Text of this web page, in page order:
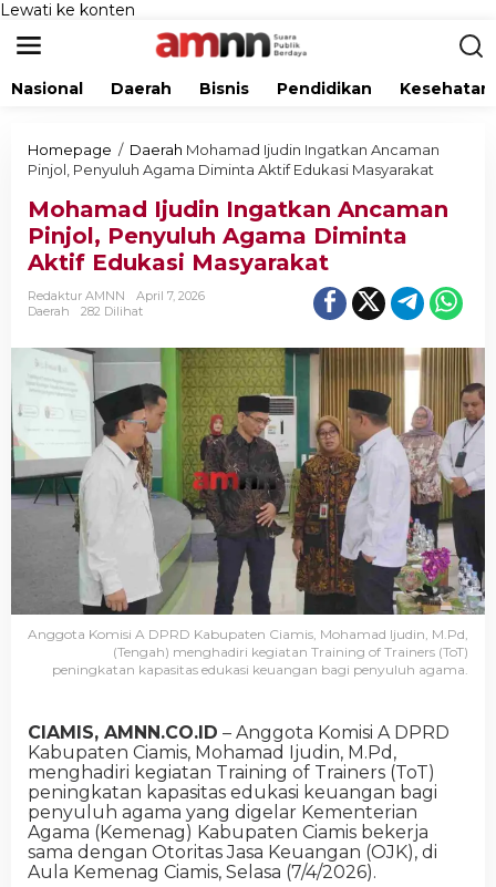
Lewati ke konten
Nasional Daerah Bisnis Pendidikan Kesehatan
Homepage / Daerah Mohamad Ijudin Ingatkan Ancaman
Pinjol, Penyuluh Agama Diminta Aktif Edukasi Masyarakat
Mohamad Ijudin Ingatkan Ancaman
Pinjol, Penyuluh Agama Diminta
Aktif Edukasi Masyarakat
Redaktur AMNN
April 7, 2026
Daerah
282 Dilihat
Anggota Komisi A DPRD Kabupaten Ciamis, Mohamad Ijudin, M.Pd,
(Tengah) menghadiri kegiatan Training of Trainers (ToT)
peningkatan kapasitas edukasi keuangan bagi penyuluh agama.
CIAMIS, AMNN.CO.ID – Anggota Komisi A DPRD
Kabupaten Ciamis, Mohamad Ijudin, M.Pd,
menghadiri kegiatan Training of Trainers (ToT)
peningkatan kapasitas edukasi keuangan bagi
penyuluh agama yang digelar Kementerian
Agama (Kemenag) Kabupaten Ciamis bekerja
sama dengan Otoritas Jasa Keuangan (OJK), di
Aula Kemenag Ciamis, Selasa (7/4/2026).